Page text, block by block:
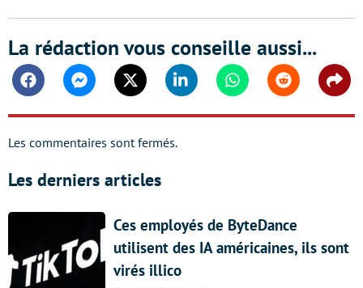
La rédaction vous conseille aussi...
FacebookMessengerTwitter Linkedin WhatsappReddit
Les commentaires sont fermés.
Les derniers articles
Ces employés de ByteDance
utilisent des IA américaines, ils sont
virés illico